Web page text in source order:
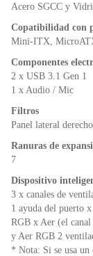
Acero SGCC y
Copatibilidad con
Mini-ITX,
Componentes
2 x USB 3.1 Gen 1
1 x Audio / Mic
Filtros
Panel lateral
Ranuras de
7
Dispositivo
3 x canales de
1 ayuda del puerto
RGB x Aer (el
y Aer RGB 2
* Nota: Si se usa